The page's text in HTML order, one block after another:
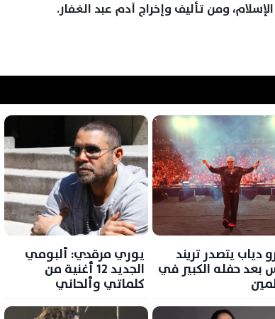
ومن تأليف وإخراج آدم عبد الغفار.
دياب يتصدر تريند
بعد حفله الكبير في
يوري مرقدي: ألبومي
الجديد 12 أغنية من
كلماتي وألحاني